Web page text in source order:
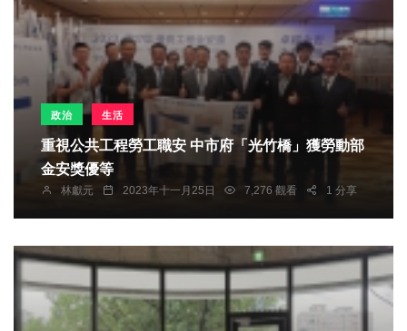
政治 生活
重視公共工程勞工職安 中市府「光竹橋」獲勞動部
金安獎優等
林獻元 2023年十一月25日 7,276 觀看 1 分享